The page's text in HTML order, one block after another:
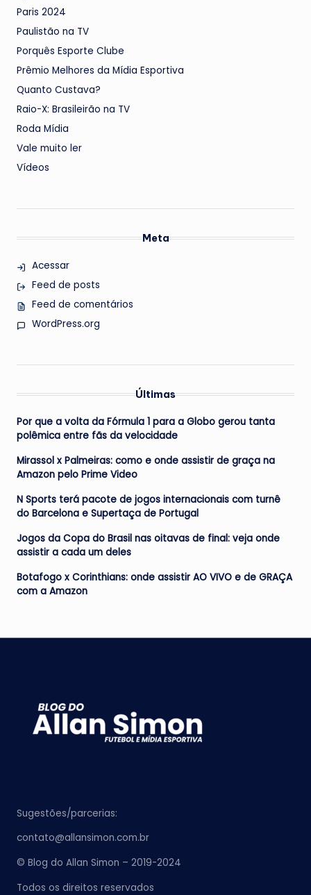
Paris 2024
Paulistão na TV
Porquês Esporte Clube
Prêmio Melhores da Mídia Esportiva
Quanto Custava?
Raio-X: Brasileirão na TV
Roda Mídia
Vale muito ler
Vídeos
Meta
Acessar
Feed de posts
Feed de comentários
WordPress.org
Últimas
Por que a volta da Fórmula 1 para a Globo gerou tanta
polêmica entre fãs da velocidade
Mirassol x Palmeiras: como e onde assistir de graça na
Amazon pelo Prime Video
N Sports terá pacote de jogos internacionais com turnê
do Barcelona e Supertaça de Portugal
Jogos da Copa do Brasil nas oitavas de final: veja onde
assistir a cada um deles
Botafogo x Corinthians: onde assistir AO VIVO e de GRAÇA
com a Amazon
Sugestões/parcerias:
contato@allansimon.com.br
© Blog do Allan Simon – 2019-2024
Todos os direitos reservados